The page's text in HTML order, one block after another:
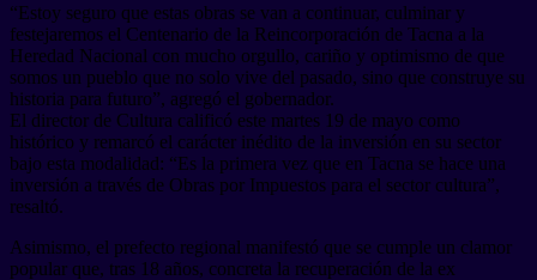
“Estoy seguro que estas obras se van a continuar, culminar y
festejaremos el Centenario de la Reincorporación de Tacna a la
Heredad Nacional con mucho orgullo, cariño y optimismo de que
somos un pueblo que no solo vive del pasado, sino que construye su
historia para futuro”, agregó el gobernador.
El director de Cultura calificó este martes 19 de mayo como
histórico y remarcó el carácter inédito de la inversión en su sector
bajo esta modalidad: “Es la primera vez que en Tacna se hace una
inversión a través de Obras por Impuestos para el sector cultura”,
resaltó.
Asimismo, el prefecto regional manifestó que se cumple un clamor
popular que, tras 18 años, concreta la recuperación de la ex